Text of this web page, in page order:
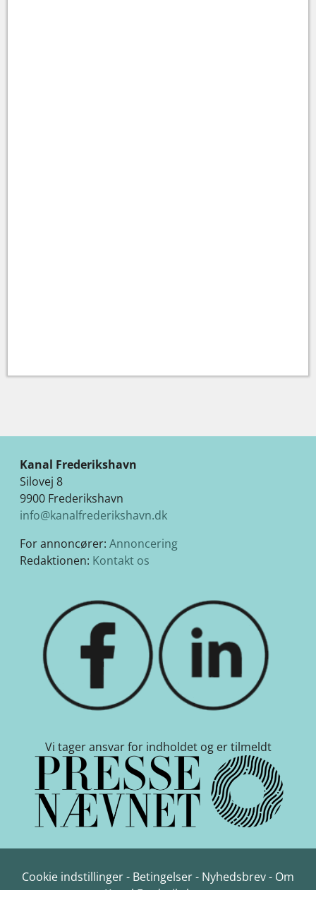
Kanal Frederikshavn
Silovej 8
9900 Frederikshavn
info@kanalfrederikshavn.dk
For annoncører: Annoncering
Redaktionen: Kontakt os
Vi tager ansvar for indholdet og er tilmeldt
Cookie indstillinger- Betingelser- Nyhedsbrev- Om
Kanal Frederikshavn